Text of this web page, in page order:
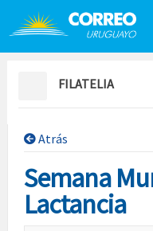
Saltar al contenido
FILATELIA
Atrás
Semana
Lactancia